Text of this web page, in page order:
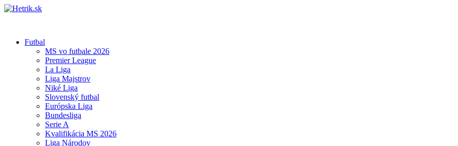
Futbal
MS vo futbale 2026
Premier League
La Liga
Liga Majstrov
Niké Liga
Slovenský futbal
Európska Liga
Bundesliga
Serie A
Kvalifikácia MS 2026
Liga Národov